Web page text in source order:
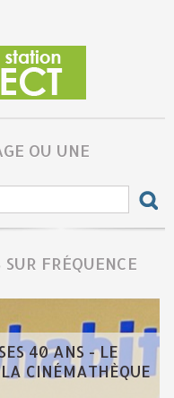
OU UNE
FRÉQUENCE
40 ANS - LE
CINÉMATHÈQUE